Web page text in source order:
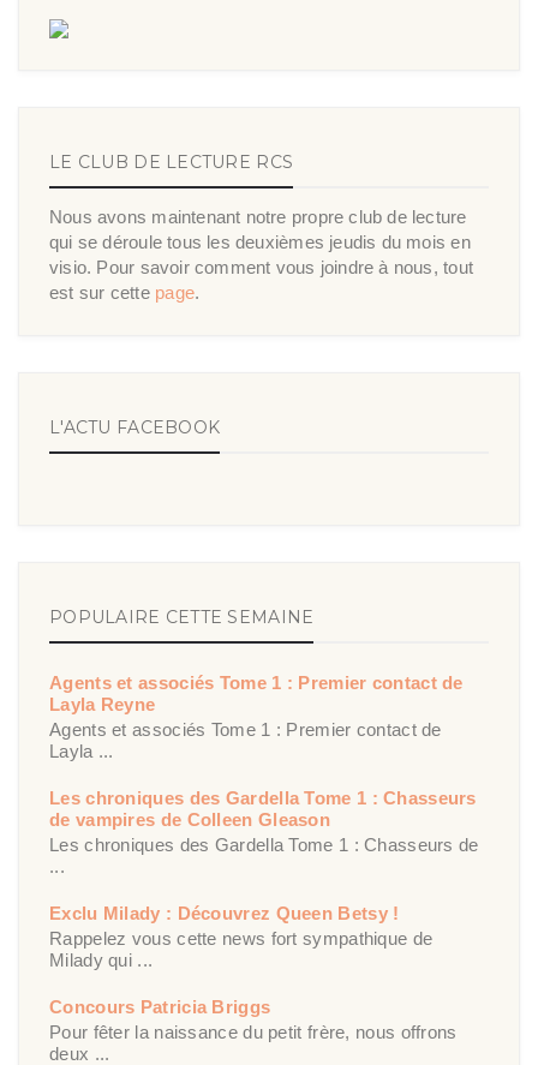
LE CLUB DE LECTURE RCS
Nous avons maintenant notre propre club de lecture
qui se déroule tous les deuxièmes jeudis du mois en
visio. Pour savoir comment vous joindre à nous, tout
est sur cette page.
L'ACTU FACEBOOK
POPULAIRE CETTE SEMAINE
Agents et associés Tome 1 : Premier contact de
Layla Reyne
Agents et associés Tome 1 : Premier contact de
Layla ...
Les chroniques des Gardella Tome 1 : Chasseurs
de vampires de Colleen Gleason
Les chroniques des Gardella Tome 1 : Chasseurs de
...
Exclu Milady : Découvrez Queen Betsy !
Rappelez vous cette news fort sympathique de
Milady qui ...
Concours Patricia Briggs
Pour fêter la naissance du petit frère, nous offrons
deux ...